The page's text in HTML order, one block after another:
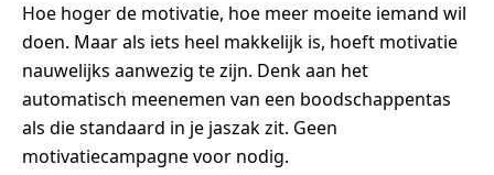
Hoe hoger de motivatie, hoe meer moeite iemand wil
doen. Maar als iets heel makkelijk is, hoeft motivatie
nauwelijks aanwezig te zijn. Denk aan het
automatisch meenemen van een boodschappentas
als die standaard in je jaszak zit. Geen
motivatiecampagne voor nodig.